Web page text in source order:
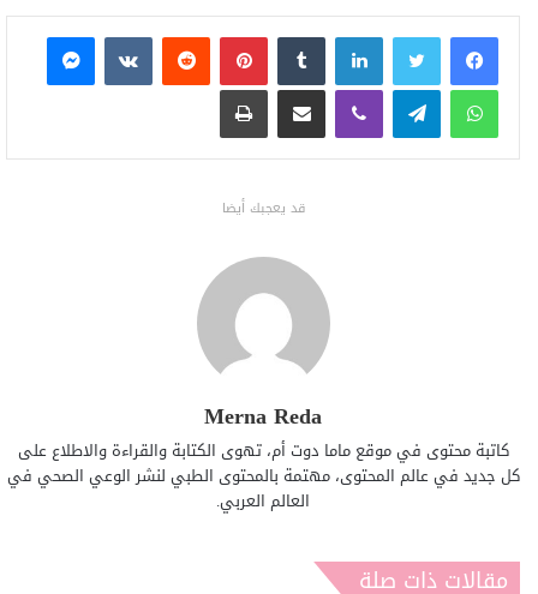
فيسبوكتويتر لينكدإن بينتيريست
ماسنجر
واتساب تيلقرام ڤايبر مشاركة عبر البريد طباعة
قد يعجبك أيضا
Merna Reda
كاتبة محتوى في موقع ماما دوت أم، تهوى الكتابة والقراءة والاطلاع على
كل جديد في عالم المحتوى، مهتمة بالمحتوى الطبي لنشر الوعي الصحي في
العالم العربي.
مقالات ذات صلة